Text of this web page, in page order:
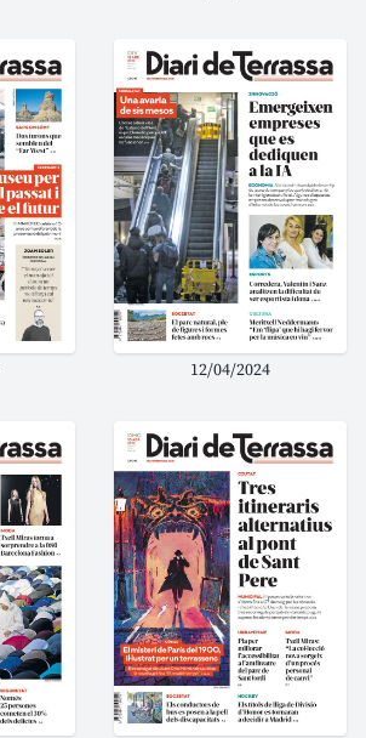
12/04/2024